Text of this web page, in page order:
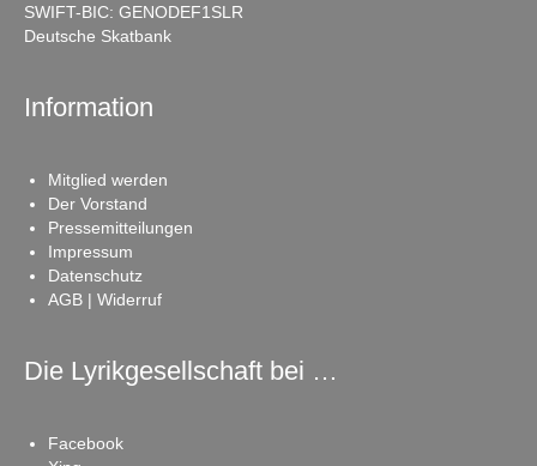
SWIFT-BIC: GENODEF1SLR
Deutsche Skatbank
Information
Mitglied werden
Der Vorstand
Pressemitteilungen
Impressum
Datenschutz
AGB | Widerruf
Die Lyrikgesellschaft bei …
Facebook